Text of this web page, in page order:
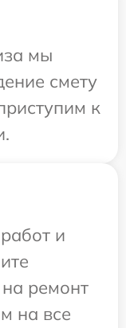
мы
смету
к
и
ремонт
на все